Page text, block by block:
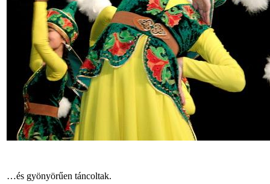
…és gyönyörűen táncoltak.